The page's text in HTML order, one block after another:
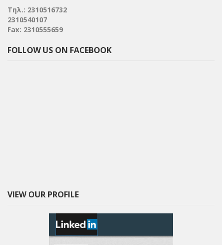
Τηλ.: 2310516732
2310540107
Fax: 2310555659
FOLLOW US ON FACEBOOK
VIEW OUR PROFILE